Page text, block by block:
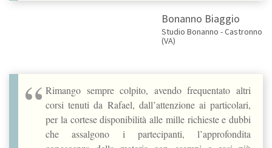
Bonanno Biaggio
Studio Bonanno - Castronno
(VA)
Rimango sempre colpito, avendo frequentato altri
corsi tenuti da Rafael, dall’attenzione ai particolari,
per la cortese disponibilità alle mille richieste e dubbi
che assalgono i partecipanti, l’approfondita